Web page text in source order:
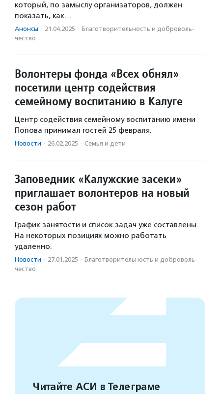
который, по замыслу организаторов, должен
показать, как…
Анонсы · 21.04.2025 · Благотвори­тель­ность и доброволь­
чест­во
Волонтеры фонда «Всех обнял»
посетили центр содействия
семейному воспитанию в Калуге
Центр содействия семейному воспитанию имени
Попова принимал гостей 25 февраля.
Новости · 26.02.2025 · Семья и дети
Заповедник «Калужские засеки»
приглашает волонтеров на новый
сезон работ
График занятости и список задач уже составлены.
На некоторых позициях можно работать
удаленно.
Новости · 27.01.2025 · Благотвори­тель­ность и доброволь­
чест­во
Читайте АСИ в Телеграме